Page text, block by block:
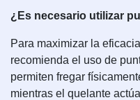
¿Es necesario utilizar
Para maximizar la
recomienda el uso de
permiten fregar
mientras el quelante